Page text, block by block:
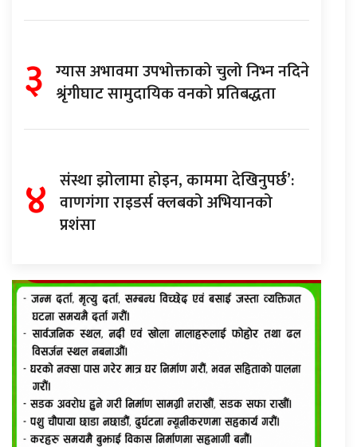
३ ग्यास अभावमा उपभोक्ताको चुलो निभ्न नदिने
श्रृंगीघाट सामुदायिक वनको प्रतिबद्धता
४ संस्था झोलामा होइन, काममा देखिनुपर्छ’:
वाणगंगा राइडर्स क्लबको अभियानको
प्रशंसा